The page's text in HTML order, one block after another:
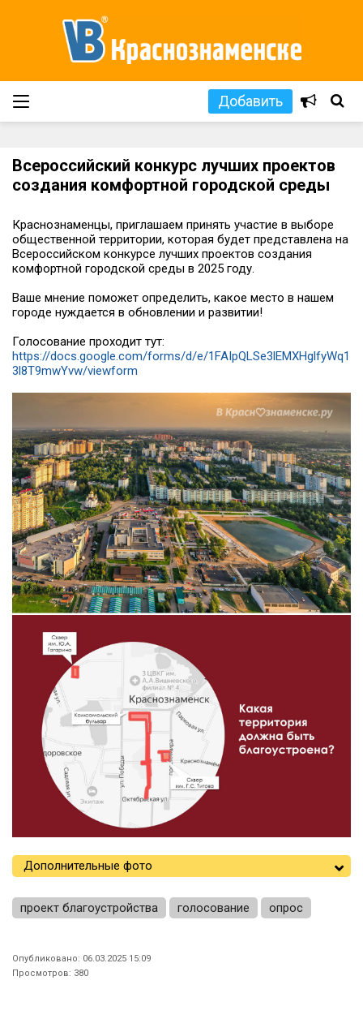
Добавить
Всероссийский конкурс лучших проектов
создания комфортной городской среды
Краснознаменцы, приглашаем принять участие в выборе
общественной территории, которая будет представлена на
Всероссийском конкурсе лучших проектов создания
комфортной городской среды в 2025 году.
Ваше мнение поможет определить, какое место в нашем
городе нуждается в обновлении и развитии!
Голосование проходит тут:
https://docs.google.com/forms/d/e/
3l8T9mwYvw/viewform
Дополнительные фото
проект благоустройства голосование опрос
Опубликовано: 06.03.2025 15:09
Просмотров: 380